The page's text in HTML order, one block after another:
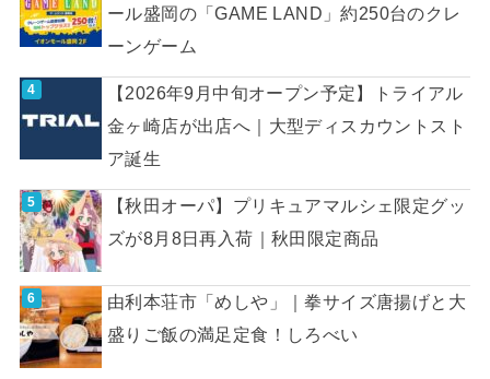
ール盛岡の「GAME LAND」約250台のクレ
ーンゲーム
【2026年9月中旬オープン予定】トライアル
金ヶ崎店が出店へ｜大型ディスカウントスト
ア誕生
【秋田オーパ】プリキュアマルシェ限定グッ
ズが8月8日再入荷｜秋田限定商品
由利本荘市「めしや」｜拳サイズ唐揚げと大
盛りご飯の満足定食！しろべい